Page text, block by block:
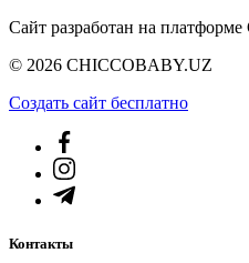
Сайт разработан на
© 2026 CHICCOBABY.UZ
Создать cайт бесплатно
Контакты